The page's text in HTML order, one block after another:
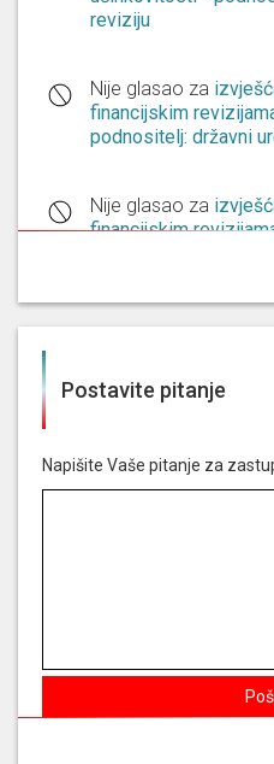
reviziju
Nije glasao za
financijskim
podnositelj: državni
Nije glasao za
financijskim
vlasništvu lokalnih
podnositelj:
Nije glasao za
zavodom za
nadležnim državnim
institucionalnim
u ugovaranju i
Postavite pitanje
Napišite Vaše pitanje za